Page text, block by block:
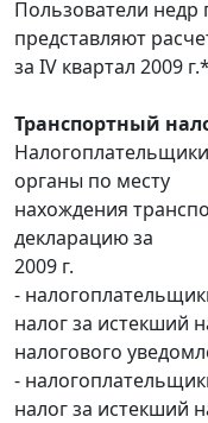
Пользователи
представляют
за IV квартал 2009 г.*
Транспортный
органы по месту
нахождения
декларацию за
2009 г.
-
налог за истекший
налогового
-
налог за истекший